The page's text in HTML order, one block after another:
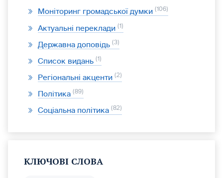
Моніторинг громадської думки 106
Актуальні переклади 1
Державна доповідь 3
Список видань 1
Регіональні акценти 2
Політика 89
Соціальна політика 82
КЛЮЧОВІ СЛОВА